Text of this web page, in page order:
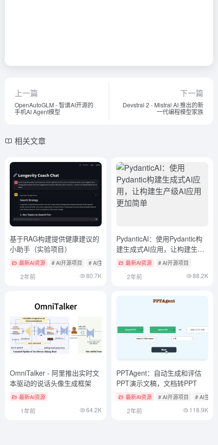
上一篇
OpenAutoGLM - 智谱AI开源的
手机AI Agent模型
下一篇
Devstral 2 - Mistral AI 推出的新
一代编程模型家族
相关文章
基于RAG构建提供健康建议的
小助手（实验项目）
最新AI资源 # AI开源项目 # AI生活效率助手
2年前 80.7K
PydanticAI：使用Pydantic构
建生成式AI应用，让构建生产
级AI应用更加简单
最新AI资源 # AI开源项目
2年前 88.2K
OmniTalker - 阿里推出实时文
本驱动的说话头像生成框架
最新AI资源
1年前 64.2K
PPTAgent：自动生成和评估
PPT演示文稿，文档转PPT
最新AI资源 # AI开源项目 # AI生成
2年前 118.9K